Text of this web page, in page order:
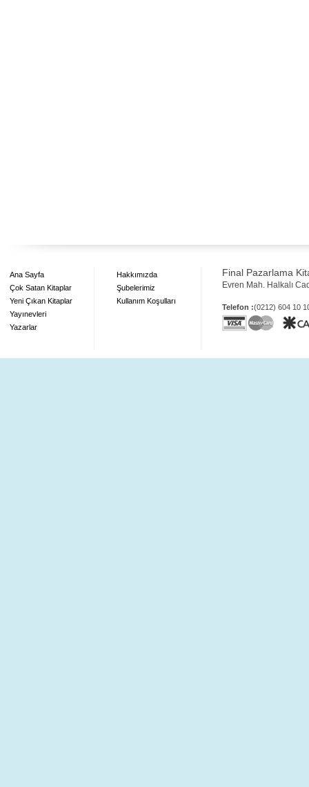
Ana Sayfa
Çok Satan Kitaplar
Yeni Çıkan Kitaplar
Yayınevleri
Yazarlar
Hakkımızda
Şubelerimiz
Kullanım Koşulları
Final Pazarlama
Evren Mah. Halkalı
Telefon :(0212) 604 10